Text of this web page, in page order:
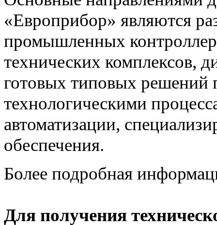
«Европрибор» являются
промышленных
технических комплексов,
готовых типовых решений
технологическими
автоматизации,
обеспечения.
Более подробная
Для получения